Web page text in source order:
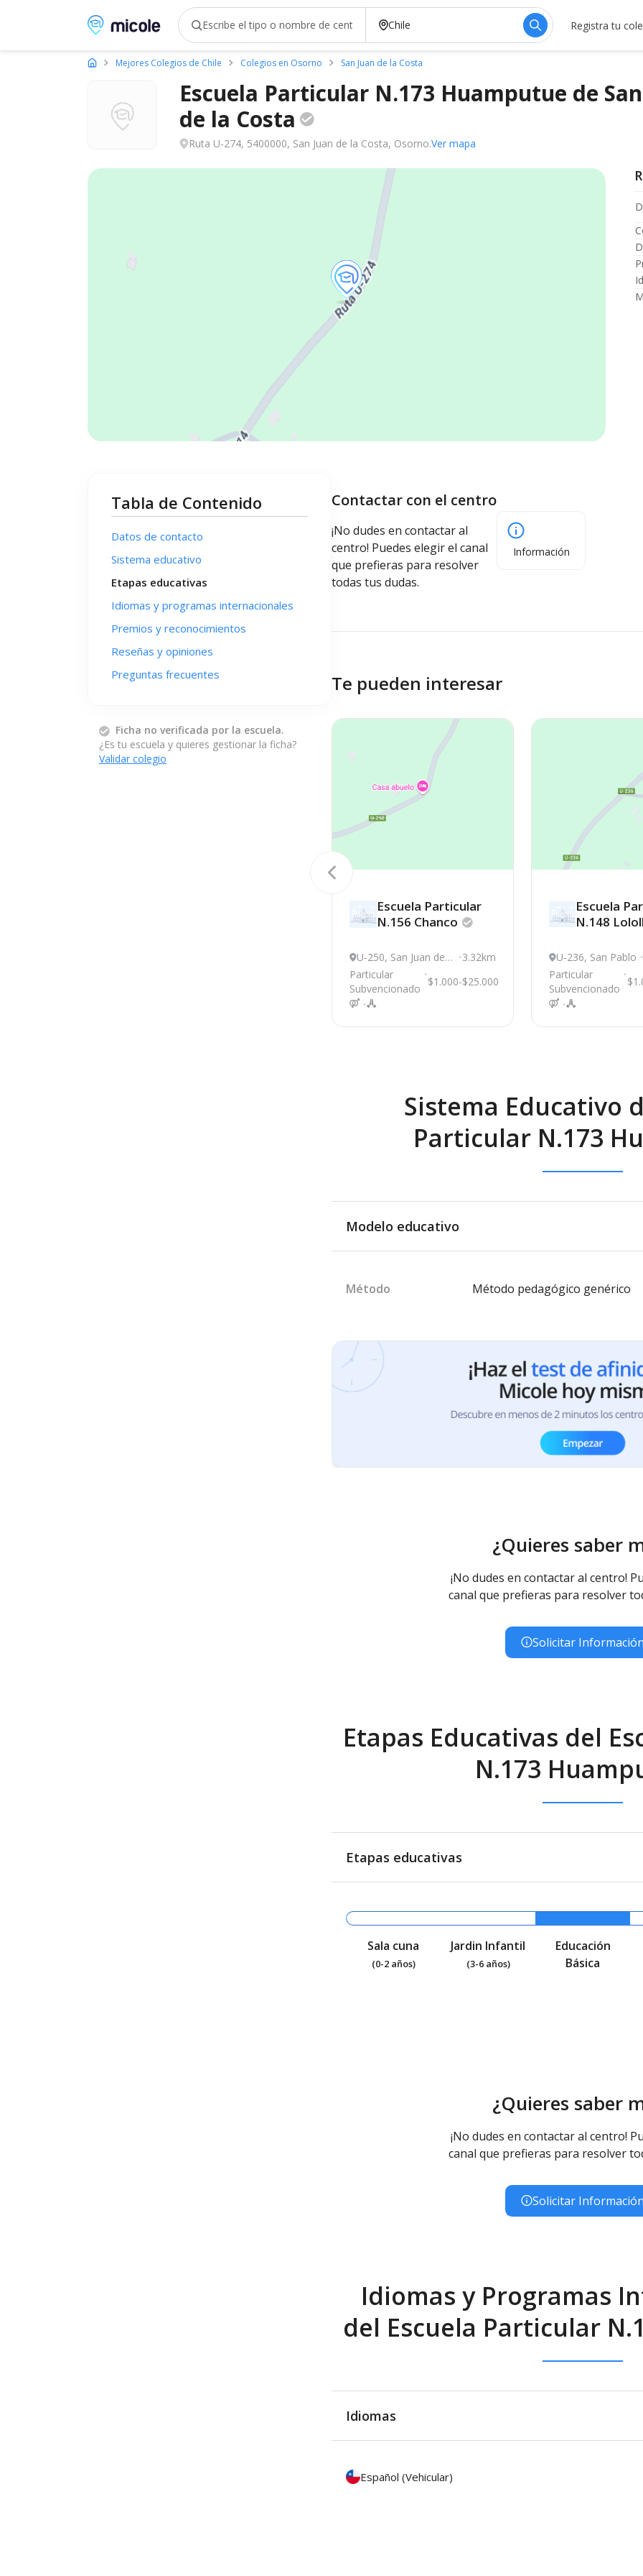
Micole, buscador de colegios Registra tu
Mejores Colegios de Chile Colegios en Osorno San Juan de la Costa
Escuela Particular N.173 Huamputue de
de la Costa
Ruta U-274, 5400000, San Juan de la Costa, Osorno.Ver mapa
Tabla de Contenido
Datos de contacto
Sistema educativo
Etapas educativas
Idiomas y programas internacionales
Premios y reconocimientos
Reseñas y opiniones
Preguntas frecuentes
Ficha no verificada por la escuela.
¿Es tu escuela y quieres gestionar la ficha?
Validar colegio
Contactar con el centro
¡No dudes en contactar al
centro! Puedes elegir el canal
que prefieras para resolver
todas tus dudas.
Información
Te pueden interesar
Escuela Particular
N.156 Chanco
U-250, San Juan de l
a Costa
3.32km
Particular
Subvencionado
$1.000-$25.000
Escuela
N.148
U-236, San Pablo
Particular
Subvencionado
Sistema Educativo
Particular N.173
Modelo educativo
Método Método pedagógico genérico
¿Quieres saber
¡No dudes en contactar al centro!
canal que prefieras para resolver
Solicitar Información
Etapas Educativas del
N.173
Etapas educativas
Sala cuna
(0-2 años)
Jardin Infantil
(3-6 años)
Educación
Básica
¿Quieres saber
¡No dudes en contactar al centro!
canal que prefieras para resolver
Solicitar Información
Idiomas y Programas
del Escuela Particular
Idiomas
Español (Vehicular)